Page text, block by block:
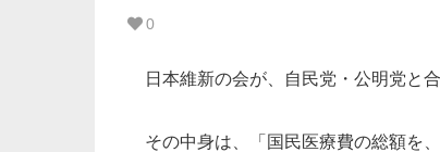
0
日本維新の会が、自民党・公明党と
その中身は、「国民医療費の総額を